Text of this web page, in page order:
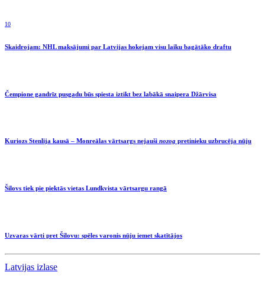
10
Skaidrojam: NHL maksājumi par Latvijas hokejam visu laiku bagātāko draftu
Čempione gandrīz pusgadu būs spiesta iztikt bez labākā snaipera Džārvisa
Kuriozs Stenlija kausā – Monreālas vārtsargs nejauši nozog pretinieku uzbrucēja nūju
Šilovs tiek pie piektās vietas Lundkvista vārtsargu rangā
Uzvaras vārti pret Šilovu: spēles varonis nūju iemet skatītājos
Latvijas izlase